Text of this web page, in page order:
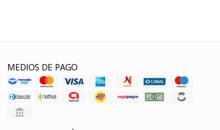
MEDIOS DE PAGO